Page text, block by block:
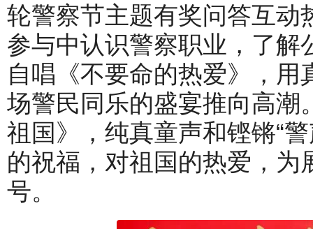
轮警察节主题有奖问答互动
参与中认识警察职业，了解
自唱《不要命的热爱》，
场警民同乐的盛宴推向高潮
祖国》，纯真童声和铿锵“
的祝福，对祖国的热爱，
号。